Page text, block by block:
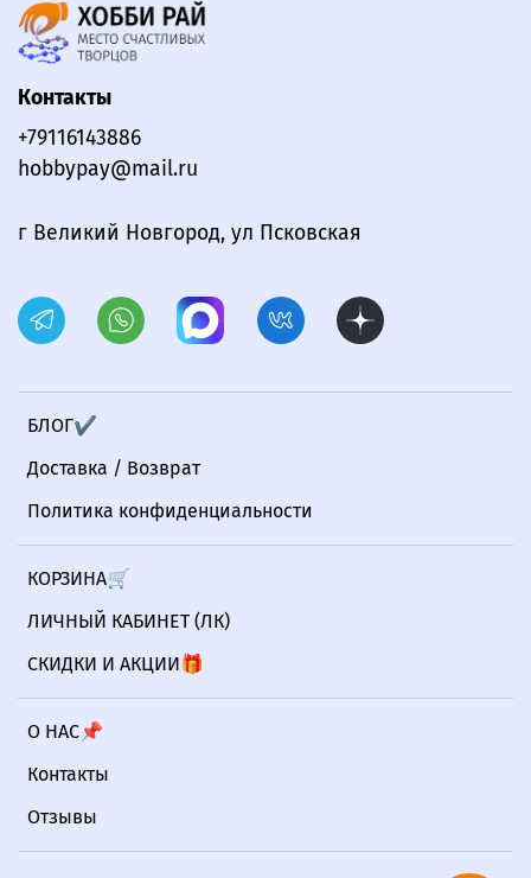
БЛОГ✔
Доставка / Возврат
Политика конфиденциальности
КОРЗИНА🛒
ЛИЧНЫЙ КАБИНЕТ (ЛК)
СКИДКИ И АКЦИИ🎁
О НАС📌
Контакты
Отзывы
Контакты
+79116143886
hobbypay@mail.ru
г Великий Новгород, ул Псковская